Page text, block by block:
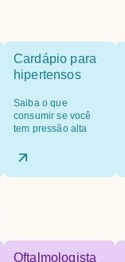
Cardápio para
hipertensos
Saiba o que
consumir se você
tem pressão alta
Oftalmologista